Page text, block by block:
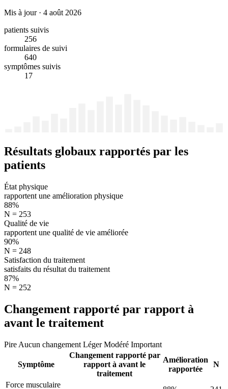
Mis à jour · 4 août 2026
patients suivis
256
formulaires de suivi
640
symptômes suivis
17
Résultats globaux rapportés par les
patients
État physique
rapportent une amélioration physique
88%
N = 253
Qualité de vie
rapportent une qualité de vie améliorée
90%
N = 248
Satisfaction du traitement
satisfaits du résultat du traitement
87%
N = 252
Changement rapporté par rapport à
avant le traitement
Pire Aucun changement Léger Modéré Important
Symptôme
Changement rapporté par
rapport à avant le
traitement
Amélioration
rapportée
N
Force musculaire